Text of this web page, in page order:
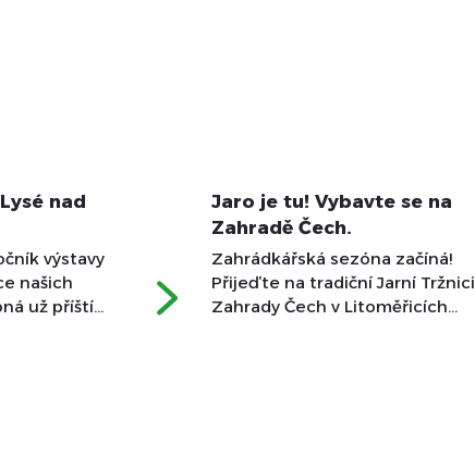
nad
výstavy
našich
už příští
Jaro je tu! Vybavte se na
Zahradě Čech.
Zahrádkářská sezóna začíná!
Přijeďte na tradiční Jarní Tržnici
Zahrady Čech v Litoměřicích